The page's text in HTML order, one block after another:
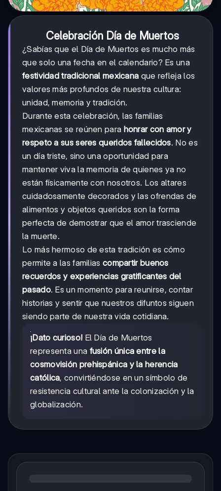
Celebración Día de Muertos
¿Sabías que el Día de Muertos es mucho más
que solo una fecha en el calendario? Es una
festividad tradicional mexicana que refleja los
valores más profundos de nuestra cultura:
unidad, memoria y tradición.
Durante esta celebración, las familias
mexicanas se reúnen para honrar con amor y
respeto a sus seres queridos fallecidos. No es
un día triste, sino una oportunidad para
mantener viva la memoria de quienes ya no
están físicamente con nosotros. Los altares
cuidadosamente decorados y las ofrendas de
alimentos y objetos queridos son la forma
perfecta de demostrar que el amor trasciende
la muerte.
Lo más hermoso de esta tradición es cómo
permite a las familias compartir buenos
recuerdos y experiencias gratificantes del
pasado. Es un momento para reunirse, contar
historias y sentir que nuestros difuntos siguen
siendo parte de nuestra vida cotidiana.
¡Dato curioso! El Día de Muertos
representa una fusión única entre la
cosmovisión prehispánica y la herencia
católica, convirtiéndose en un símbolo de
resistencia cultural ante la colonización y la
globalización.